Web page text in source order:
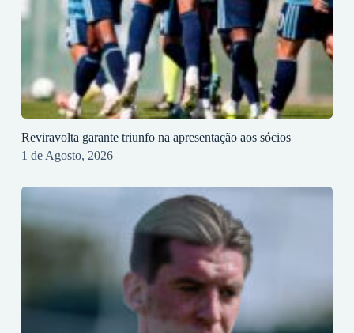
Reviravolta garante triunfo na apresentação aos sócios
1 de Agosto, 2026